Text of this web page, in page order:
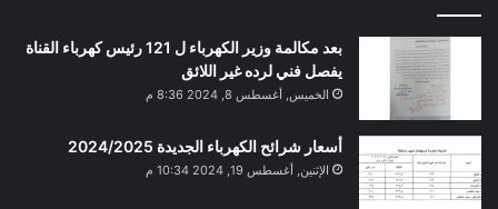
بعد مكالمة وزير الكهرباء ل 121 رئيس كهرباء القناة
يفصل فني لرده غير اللائق
الخميس, أغسطس 8, 2024 8:36 م
أسعار شرائح الكهرباء الجديدة 2024/2025
الإثنين, أغسطس 19, 2024 10:34 م